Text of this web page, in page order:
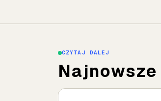
CZYTAJ DALEJ